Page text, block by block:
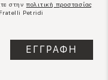
στην πολιτική προστασίας
Petridi